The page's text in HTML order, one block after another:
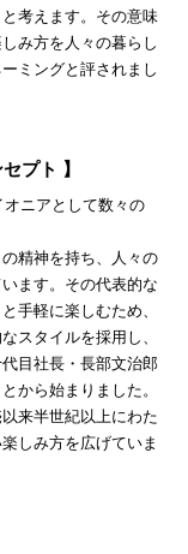
考えます。その意味
み方を人々の暮らし
ミングと評されまし
プト 】
ニアとして数々の
精神を持ち、人々の
ます。その代表的な
手軽に楽しむため、
スタイルを採用し、
目社長・長部文治郎
から始まりました。
来半世紀以上にわた
しみ方を広げていま